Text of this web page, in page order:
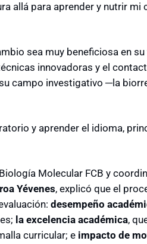
allá para aprender y nutrir mi
sea muy beneficiosa en
innovadoras y el
campo investigativo ─la
y aprender el idioma,
Molecular FCB y
Yévenes, explicó que el
desempeño
la excelencia académica,
curricular; e impacto de